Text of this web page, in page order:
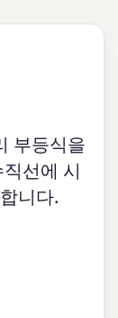
부등식을
선에 시
니다.